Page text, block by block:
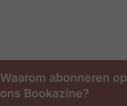
Waarom abonneren op
ons Bookazine?